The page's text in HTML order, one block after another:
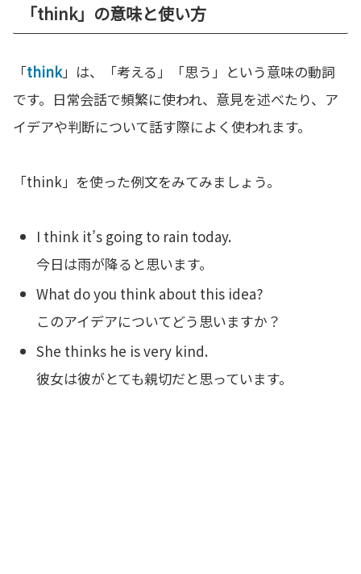
「think」の意味と使い方
「think」は、「考える」「思う」という意味の動詞
です。日常会話で頻繁に使われ、意見を述べたり、ア
イデアや判断について話す際によく使われます。
「think」を使った例文をみてみましょう。
I think it’s going to rain today.
今日は雨が降ると思います。
What do you think about this idea?
このアイデアについてどう思いますか？
She thinks he is very kind.
彼女は彼がとても親切だと思っています。